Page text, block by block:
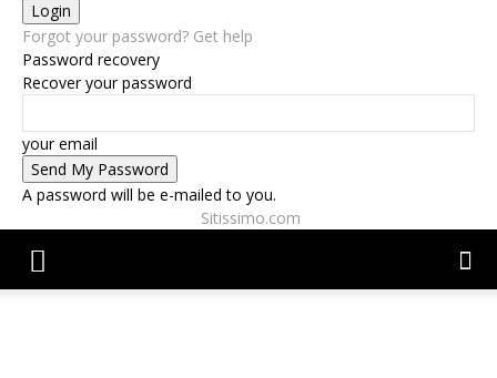
Forgot your password? Get help
Password recovery
Recover your password
your email
A password will be e-mailed to you.
Sitissimo.com